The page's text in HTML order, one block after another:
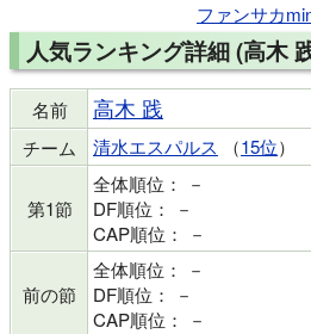
ファンサカ
人気ランキング詳細 (高木
名前 高木 践
チーム
清水エスパルス （15位）
第1節
全体順位： －
DF順位： －
CAP順位： －
前の節
全体順位： －
DF順位： －
CAP順位： －